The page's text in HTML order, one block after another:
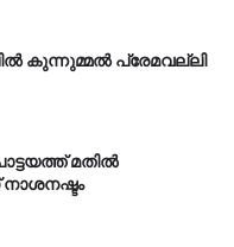
കുന്നുമ്മൽ പ്രേമവല്ലി
മതിൽ